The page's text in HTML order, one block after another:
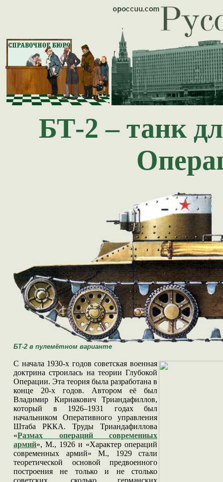
БТ-2 – танк
БТ-2 в пулемётном варианте
С начала 1930-х годов советская военная
доктрина строилась на теории Глубокой
Операции. Эта теория была разработана в
конце 20-х годов. Автором её был
Владимир Кириакович Триандафиллов,
который в 1926–1931 годах был
начальником Оперативного управления
Штаба РККА. Труды Триандафиллова
«Размах операций современных
армий», М., 1926 и «Характер операций
современных армий» М., 1929 стали
теоретической основой предвоенного
построения не только и не столько
советских, сколько германских